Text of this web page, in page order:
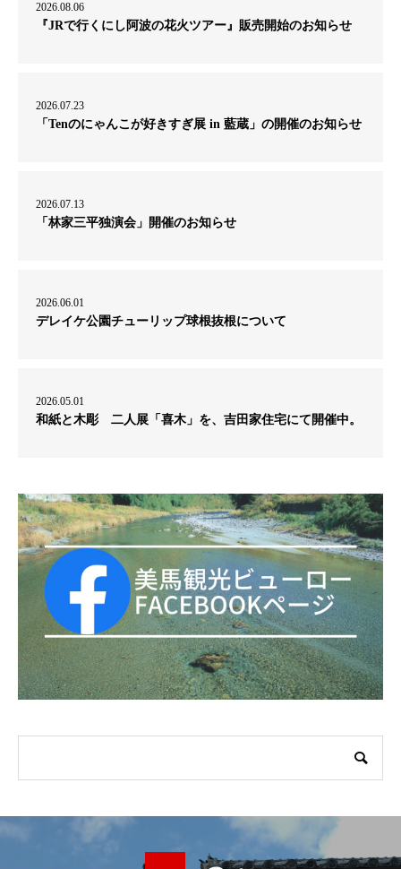
2026.08.06
『JRで行くにし阿波の花火ツアー』販売開始のお知らせ
2026.07.23
「Tenのにゃんこが好きすぎ展 in 藍蔵」の開催のお知らせ
2026.07.13
「林家三平独演会」開催のお知らせ
2026.06.01
デレイケ公園チューリップ球根抜根について
2026.05.01
和紙と木彫 二人展「喜木」を、吉田家住宅にて開催中。